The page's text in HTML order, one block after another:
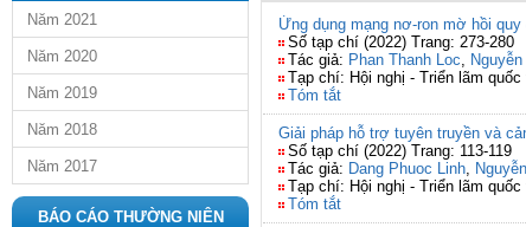
Năm 2021
Năm 2020
Năm 2019
Năm 2018
Năm 2017
BÁO CÁO THƯỜNG NIÊN
Ứng dụng mạng nơ-ron mờ hồi
Số tạp chí (2022) Trang: 273-280
Tác giả: Phan Thanh Loc,
Tạp chí: Hội nghị - Triển lãm
Tóm tắt
Giải pháp hỗ trợ tuyên truyền và
Số tạp chí (2022) Trang: 113-119
Tác giả: Dang Phuoc Linh,
Tạp chí: Hội nghị - Triển lãm
Tóm tắt